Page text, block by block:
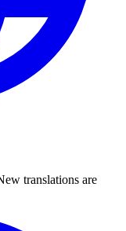
translations are